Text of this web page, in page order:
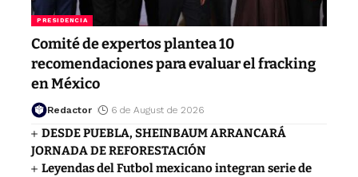
PRESIDENCIA
Comité de expertos plantea 10
recomendaciones para evaluar el fracking
en México
Redactor 6 de August de 2026
DESDE PUEBLA, SHEINBAUM ARRANCARÁ
JORNADA DE REFORESTACIÓN
Leyendas del Futbol mexicano integran serie de